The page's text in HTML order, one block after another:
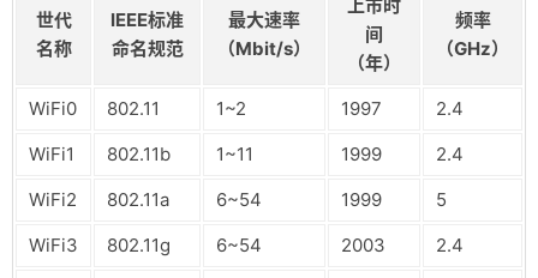
世代
名称
IEEE标准
命名规范
最大速率
（Mbit/s）
上市时
间
（年）
频率
（GHz）
WiFi0 802.11 1~2 1997
2.4
WiFi1
802.11b 1~11 1999
2.4
WiFi2
802.11a 6~54 1999
5
WiFi3
802.11g 6~54 2003
2.4